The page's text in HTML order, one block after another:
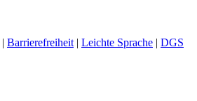
| Barrierefreiheit | Leichte Sprache | DGS